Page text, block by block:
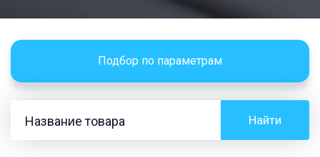
Подбор по параметрам
Найти